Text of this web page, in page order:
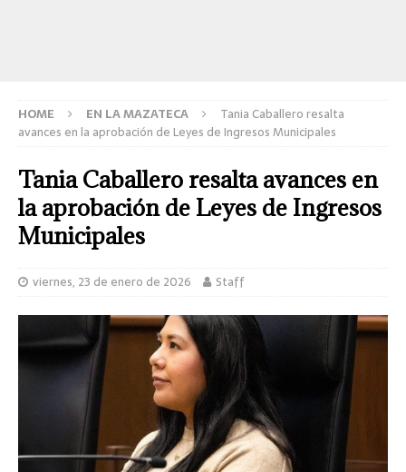
HOME EN LA MAZATECA
Tania Caballero resalta
avances en la aprobación de Leyes de Ingresos Municipales
Tania Caballero resalta avances en
la aprobación de Leyes de Ingresos
Municipales
viernes, 23 de enero de 2026 Staff